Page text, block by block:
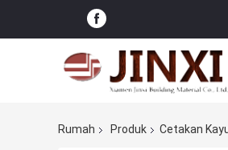
Rumah Produk Cetakan